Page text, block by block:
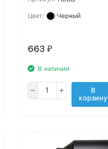
Цвет: Черный
663 ₽
В наличии
В
корзину